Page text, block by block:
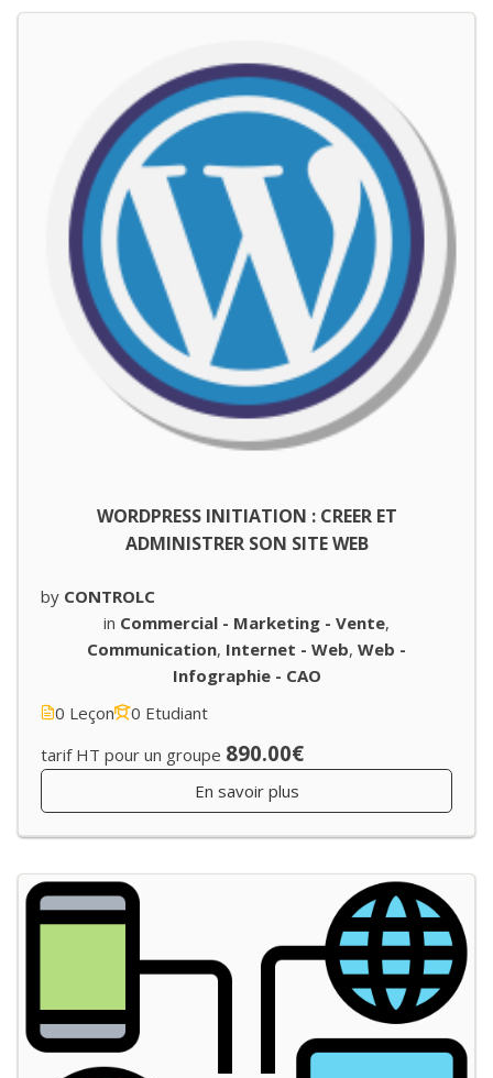
WORDPRESS INITIATION : CREER ET
ADMINISTRER SON SITE WEB
by CONTROLC
in Commercial - Marketing - Vente,
Communication, Internet - Web, Web -
Infographie - CAO
0 Leçon
0 Etudiant
tarif HT pour un groupe 890.00€
En savoir plus